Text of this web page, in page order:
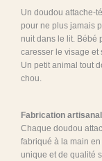
Un doudou attache-
pour ne plus jamais
nuit dans le lit. Bébé
caresser le visage et
Un petit animal tout
chou.
Fabrication
Chaque doudou
fabriqué à la main
unique et de qualité